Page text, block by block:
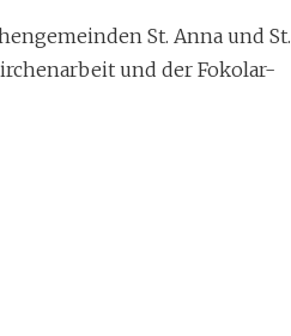
St. Anna und St.
und der Fokolar-